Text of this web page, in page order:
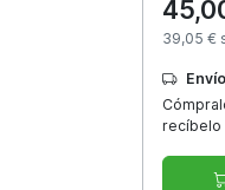
39,05 €
recíbelo